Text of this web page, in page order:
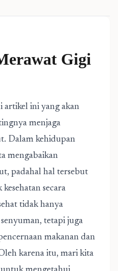
Gigi
artikel ini yang akan
menjaga
Dalam kehidupan
mengabaikan
padahal hal tersebut
secara
tidak hanya
tetapi juga
makanan dan
karena itu, mari kita